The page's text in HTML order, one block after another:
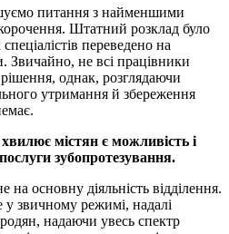
питання з найменшими
Штатний розклад було
переведено на
Звичайно, не всі працівники
однак, розглядаючи
утримання й збереження
містян є можливість і
зубопротезування.
на основну діяльність відділення.
у звичному режимі, надалі
надаючи увесь спектр